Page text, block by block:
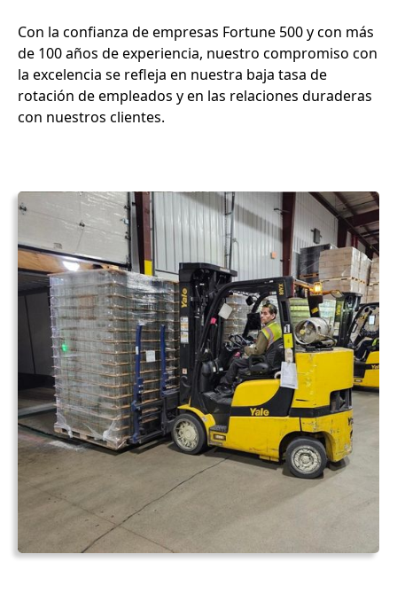
Con la confianza de empresas Fortune 500 y con más
de 100 años de experiencia, nuestro compromiso con
la excelencia se refleja en nuestra baja tasa de
rotación de empleados y en las relaciones duraderas
con nuestros clientes.